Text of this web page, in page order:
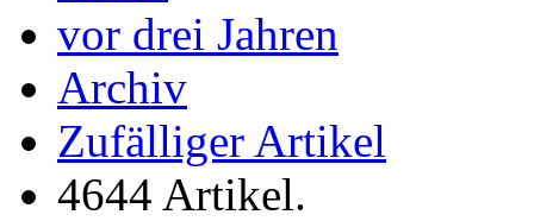
vor drei Jahren
Archiv
Zufälliger Artikel
4644 Artikel.